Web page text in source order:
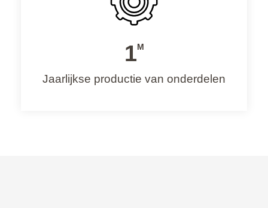
Jaarlijkse productie van onderdelen
1M